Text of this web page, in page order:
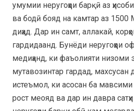
умумии неругоҳҳои барқӣ аз
ва бодӣ бояд на камтар аз
диҳад. Дар ин самт, аллакай,
гардидаанд. Бунёди неругоҳҳои
медиҳанд, ки фаъолияти низоми
мутавозинтар гардад, махсусан
истеъмол, ки асосан ба мавсими
рост меояд ва дар ин давра